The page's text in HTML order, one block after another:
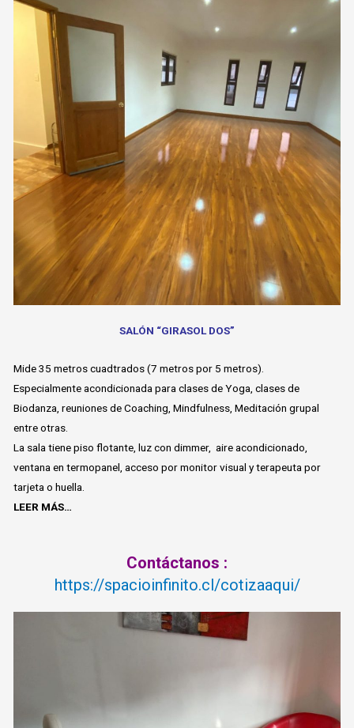
SALÓN “GIRASOL DOS”
Mide 35 metros cuadtrados (7 metros por 5 metros).
Especialmente acondicionada para clases de Yoga, clases de
Biodanza, reuniones de Coaching, Mindfulness, Meditación grupal
entre otras.
La sala tiene piso flotante, luz con dimmer, aire acondicionado,
ventana en termopanel, acceso por monitor visual y terapeuta por
tarjeta o huella.
LEER MÁS…
Contáctanos :
https://spacioinfinito.cl/cotizaaqui/